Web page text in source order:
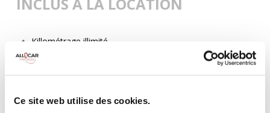
Ce site web utilise des cookies.
INCLUS À LA LOCATION
Killométrage illimité
Assurance tous risques (hors franchise)
Carburant : plein à rendre plein